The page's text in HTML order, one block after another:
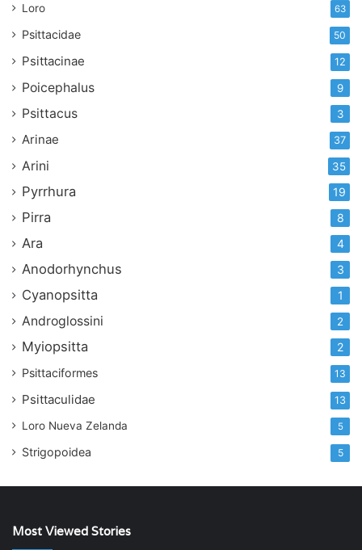
Loro 63
Psittacidae 50
Psittacinae 12
Poicephalus 9
Psittacus 3
Arinae 37
Arini 35
Pyrrhura 19
Pirra 8
Ara 4
Anodorhynchus 3
Cyanopsitta 1
Androglossini 2
Myiopsitta
2
Psittaciformes
13
Psittaculidae 13
Loro Nueva Zelanda 5
Strigopoidea 5
Most Viewed Stories